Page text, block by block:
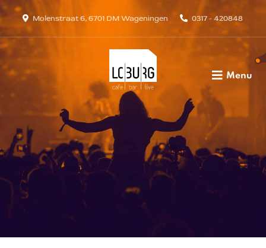
Molenstraat 6, 6701 DM Wageningen 0317 - 420848
Menu